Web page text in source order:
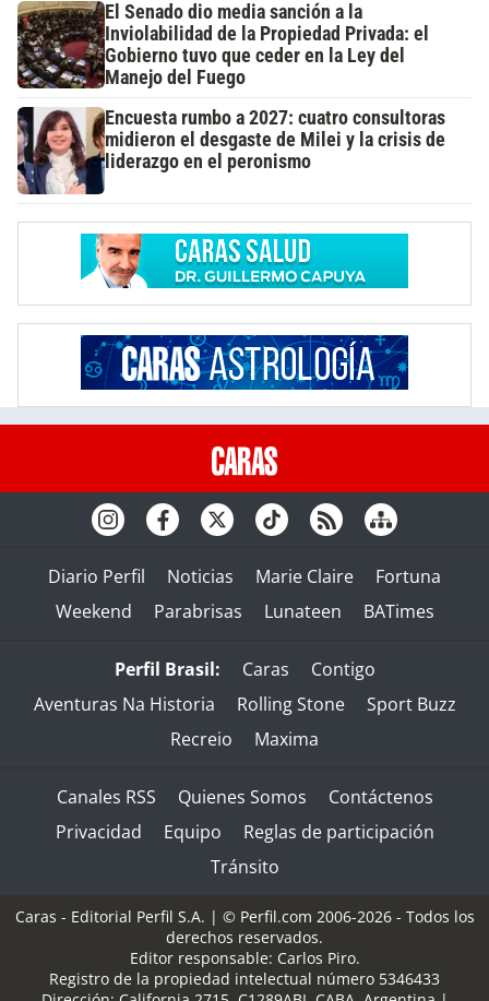
El Senado dio media sanción a la
Inviolabilidad de la Propiedad Privada: el
Gobierno tuvo que ceder en la Ley del
Manejo del Fuego
Encuesta rumbo a 2027: cuatro consultoras
midieron el desgaste de Milei y la crisis de
liderazgo en el peronismo
Diario Perfil Noticias Marie Claire
Fortuna
Weekend
Parabrisas Lunateen BATimes
Perfil Brasil: Caras
Contigo
Aventuras Na Historia
Rolling Stone
Sport Buzz
Recreio
Maxima
Canales RSS Quienes Somos
Contáctenos
Privacidad
Equipo
Reglas de participación
Tránsito
Caras - Editorial Perfil S.A. | © Perfil.com 2006-2026 - Todos los
derechos reservados.
Editor responsable: Carlos Piro.
Registro de la propiedad intelectual número 5346433